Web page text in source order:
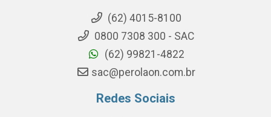
(62) 4015-8100
0800 7308 300 - SAC
(62) 99821-4822
sac@perolaon.com.br
Redes Sociais